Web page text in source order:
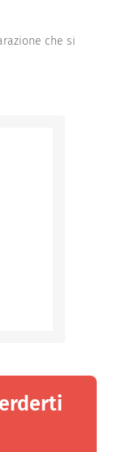
che si